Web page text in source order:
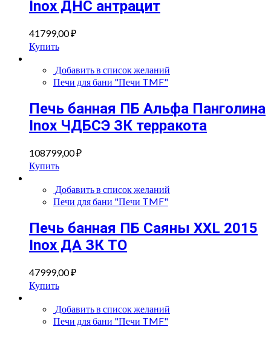
Inox ДНС антрацит
41799,00₽
Купить
Добавить в список желаний
Печи для бани "Печи TMF"
Печь банная ПБ Альфа Панголина
Inox ЧДБСЭ ЗК терракота
108799,00₽
Купить
Добавить в список желаний
Печи для бани "Печи TMF"
Печь банная ПБ Саяны XXL 2015
Inox ДА ЗК ТО
47999,00₽
Купить
Добавить в список желаний
Печи для бани "Печи TMF"